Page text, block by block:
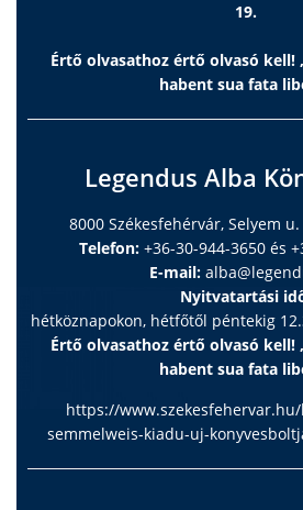
19.
Értő olvasathoz értő olvasó kell!
habent sua fata
Legendus Alba
8000 Székesfehérvár, Selyem
Telefon: +36-30-944-3650 és
E-mail:
Nyitvatartási
hétköznapokon, hétfőtől péntekig
Értő olvasathoz értő olvasó kell!
habent sua fata
https://
semmelweis-kiadu-uj-